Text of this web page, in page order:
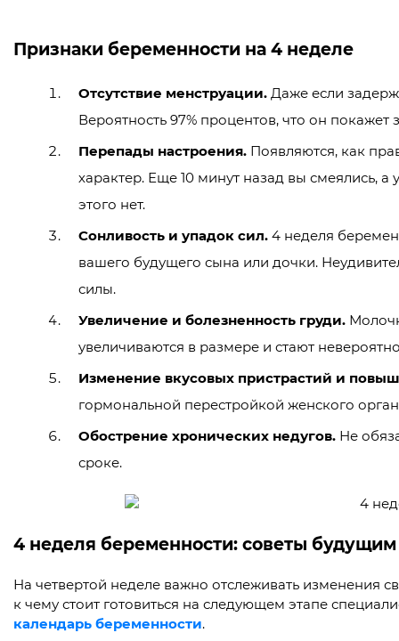
Признаки беременности на 4 неделе
Отсутствие менструации. Даже если
Вероятность 97% процентов, что он покажет
Перепады настроения. Появляются, как
характер. Еще 10 минут назад вы смеялись,
этого нет.
Сонливость и упадок сил. 4 неделя
вашего будущего сына или дочки.
силы.
Увеличение и болезненность груди.
увеличиваются в размере и стают
Изменение вкусовых пристрастий и
гормональной перестройкой женского
Обострение хронических недугов. Не
сроке.
4 неделя беременности: советы
На четвертой неделе важно отслеживать изменения
к чему стоит готовиться на следующем этапе
календарь беременности.